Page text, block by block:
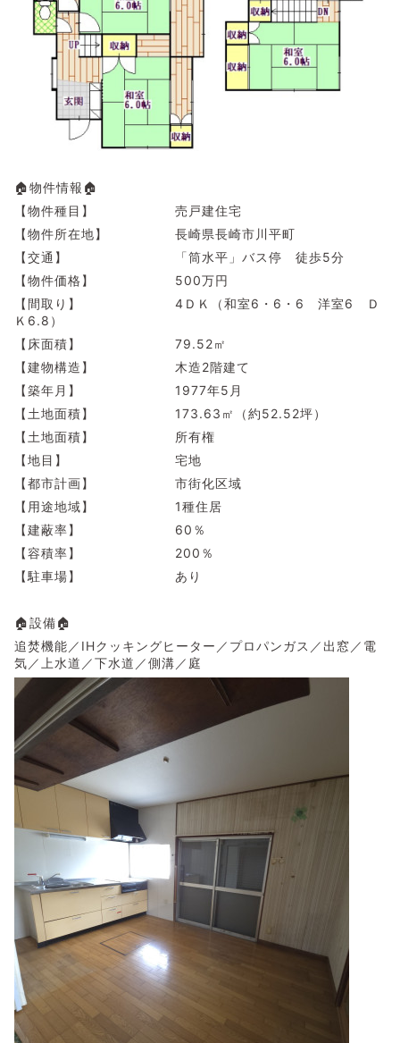
🏠物件情報🏠
【物件種目】 売戸建住宅
【物件所在地】 長崎県長崎市川平町
【交通】 「筒水平」バス停 徒歩5分
【物件価格】 500万円
【間取り】 4ＤＫ（和室6・6・6 洋室6 Ｄ
Ｋ6.8）
【床面積】 79.52㎡
【建物構造】 木造2階建て
【築年月】 1977年5月
【土地面積】 173.63㎡（約52.52坪）
【土地面積】 所有権
【地目】 宅地
【都市計画】 市街化区域
【用途地域】 1種住居
【建蔽率】 60％
【容積率】 200％
【駐車場】 あり
🏠設備🏠
追焚機能／IHクッキングヒーター／プロパンガス／出窓／電
気／上水道／下水道／側溝／庭